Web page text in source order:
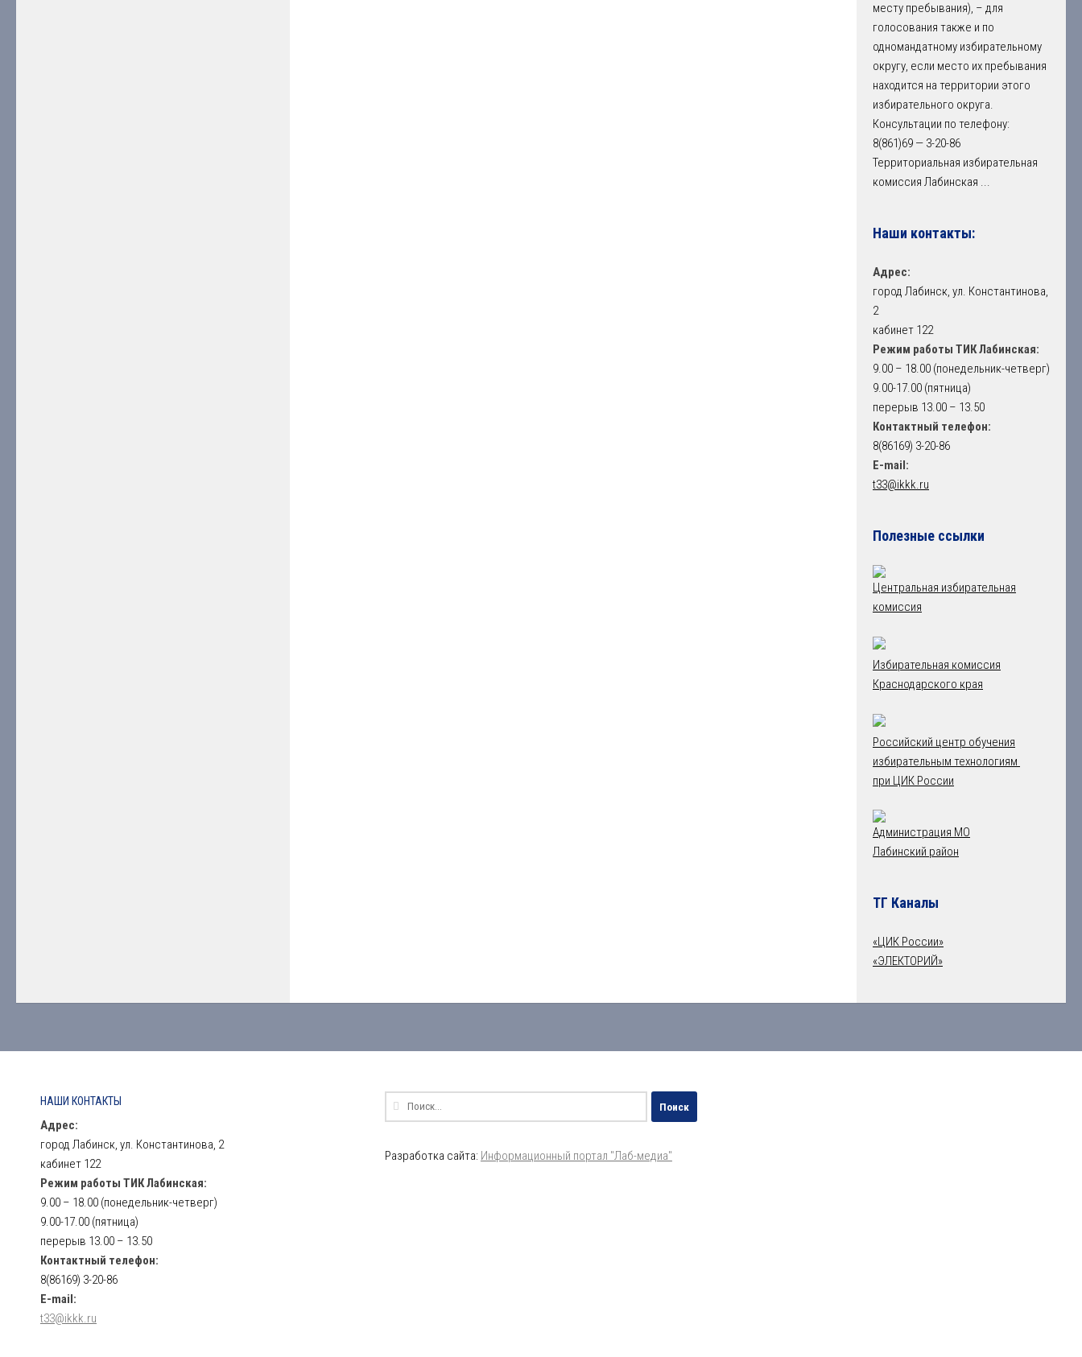
месту пребывания), – для
голосования также и по
одномандатному избирательному
округу, если место их пребывания
находится на территории этого
избирательного округа.
Консультации по телефону:
8(861)69 — 3-20-86
Территориальная избирательная
комиссия Лабинская ...
Наши контакты:
Адрес:
город Лабинск, ул. Константинова,
2
кабинет 122
Режим работы ТИК Лабинская:
9.00 – 18.00 (понедельник-четверг)
9.00-17.00 (пятница)
перерыв 13.00 – 13.50
Контактный телефон:
8(86169) 3-20-86
E-mail:
t33@ikkk.ru
Полезные ссылки
Центральная избирательная
комиссия
Избирательная комиссия
Краснодарского края
Российский центр обучения
избирательным технологиям
при ЦИК России
Администрация МО
Лабинский район
ТГ Каналы
«ЦИК России»
«ЭЛЕКТОРИЙ»
НАШИ КОНТАКТЫ
Адрес:
город Лабинск, ул. Константинова, 2
кабинет 122
Режим работы ТИК Лабинская:
9.00 – 18.00 (понедельник-четверг)
9.00-17.00 (пятница)
перерыв 13.00 – 13.50
Контактный телефон:
8(86169) 3-20-86
E-mail:
t33@ikkk.ru
Найти:
Разработка сайта: Информационный портал "Лаб-медиа"